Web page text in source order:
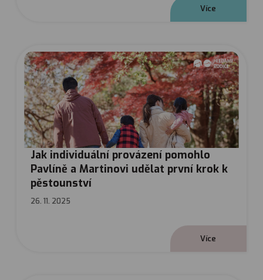
Více
Jak individuální provázení pomohlo
Pavlíně a Martinovi udělat první krok k
pěstounství
26. 11. 2025
Více